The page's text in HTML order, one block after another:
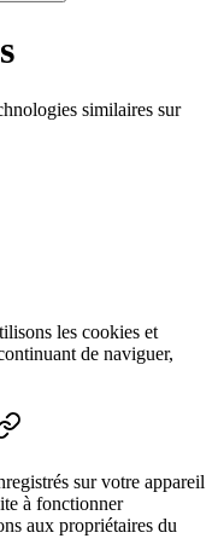
similaires sur
les cookies et
de naviguer,
sur votre appareil
à fonctionner
aux propriétaires du